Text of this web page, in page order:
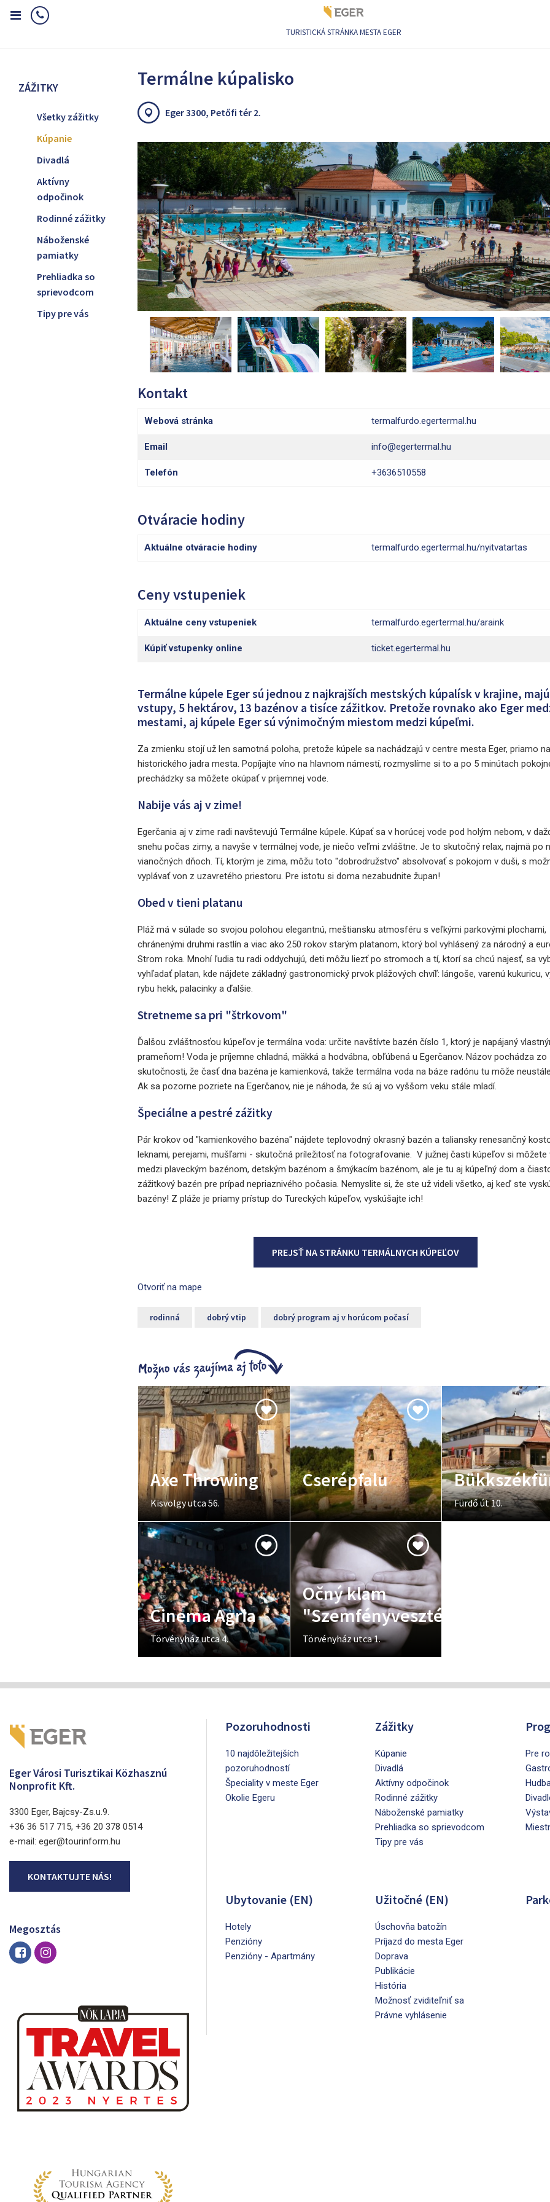
TURISTICKÁ STRÁNKA MESTA EGER
ZÁŽITKY
Všetky zážitky
Kúpanie
Divadlá
Aktívny
odpočinok
Rodinné zážitky
Náboženské
pamiatky
Prehliadka so
sprievodcom
Tipy pre vás
Termálne kúpalisko
Eger 3300, Petőfi tér 2.
Kontakt
Webová stránka termalfurdo.egertermal.hu
Email info@egertermal.hu
Telefón +3636510558
Otváracie hodiny
Aktuálne otváracie hodiny termalfurdo.egertermal.hu/nyitvatartas
Ceny vstupeniek
Aktuálne ceny vstupeniek termalfurdo.egertermal.hu/araink
Kúpiť vstupenky online ticket.egertermal.hu
Termálne kúpele Eger sú jednou z najkrajších mestských kúpalísk v krajine,
vstupy, 5 hektárov, 13 bazénov a tisíce zážitkov. Pretože rovnako ako Eger
mestami, aj kúpele Eger sú výnimočným miestom medzi kúpeľmi.
Za zmienku stojí už len samotná poloha, pretože kúpele sa nachádzajú v centre mesta Eger, priamo
historického jadra mesta. Popíjajte víno na hlavnom námestí, rozmyslíme si to a po 5 minútach
prechádzky sa môžete okúpať v príjemnej vode.
Nabije vás aj v zime!
Egerčania aj v zime radi navštevujú Termálne kúpele. Kúpať sa v horúcej vode pod holým nebom, v
snehu počas zimy, a navyše v termálnej vode, je niečo veľmi zvláštne. Je to skutočný relax, najmä po
vianočných dňoch. Tí, ktorým je zima, môžu toto "dobrodružstvo" absolvovať s pokojom v duši, s
vyplávať von z uzavretého priestoru. Pre istotu si doma nezabudnite župan!
Obed v tieni platanu
Pláž má v súlade so svojou polohou elegantnú, meštiansku atmosféru s veľkými parkovými plochami,
chránenými druhmi rastlín a viac ako 250 rokov starým platanom, ktorý bol vyhlásený za národný a
Strom roka. Mnohí ľudia tu radi oddychujú, deti môžu liezť po stromoch a tí, ktorí sa chcú najesť, sa
vyhľadať platan, kde nájdete základný gastronomický prvok plážových chvíľ: lángoše, varenú kukuricu,
rybu hekk, palacinky a ďalšie.
Stretneme sa pri "štrkovom"
Ďalšou zvláštnosťou kúpeľov je termálna voda: určite navštívte bazén číslo 1, ktorý je napájaný
prameňom! Voda je príjemne chladná, mäkká a hodvábna, obľúbená u Egerčanov. Názov pochádza zo
skutočnosti, že časť dna bazéna je kamienková, takže termálna voda na báze radónu tu môže
Ak sa pozorne pozriete na Egerčanov, nie je náhoda, že sú aj vo vyššom veku stále mladí.
Špeciálne a pestré zážitky
Pár krokov od "kamienkového bazéna" nájdete teplovodný okrasný bazén a taliansky renesančný
leknami, perejami, mušľami - skutočná príležitosť na fotografovanie. V južnej časti kúpeľov si môžete
medzi plaveckým bazénom, detským bazénom a šmýkacím bazénom, ale je tu aj kúpeľný dom a
zážitkový bazén pre prípad nepriaznivého počasia. Nemyslite si, že ste už videli všetko, aj keď ste
bazény! Z pláže je priamy prístup do Tureckých kúpeľov, vyskúšajte ich!
PREJSŤ NA STRÁNKU TERMÁLNYCH KÚPEĽOV
Otvoriť na mape
rodinná dobrý vtip dobrý program aj v horúcom počasí
Axe Throwing
Kisvölgy utca 56.
Cserépfalu
Fürdő út 10.
Cinema Agria
Törvényház utca 4.
Očný klam
"Szemfényvesztés"
Törvényház utca 1.
Eger Városi Turisztikai Közhasznú
Nonprofit Kft.
3300 Eger, Bajcsy-Zs.u.9.
+36 36 517 715, +36 20 378 0514
e-mail: eger@tourinform.hu
KONTAKTUJTE NÁS!
Megosztás
Pozoruhodnosti
10 najdôležitejších
pozoruhodností
Špeciality v meste Eger
Okolie Egeru
Zážitky
Kúpanie
Divadlá
Aktívny odpočinok
Rodinné zážitky
Náboženské pamiatky
Prehliadka so sprievodcom
Tipy pre vás
Pre
Ubytovanie (EN)
Hotely
Penzióny
Penzióny - Apartmány
Užitočné (EN)
Úschovňa batožín
Príjazd do mesta Eger
Doprava
Publikácie
História
Možnosť zviditeľniť sa
Právne vyhlásenie